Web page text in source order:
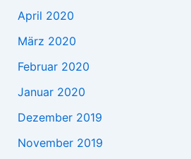
April 2020
März 2020
Februar 2020
Januar 2020
Dezember 2019
November 2019